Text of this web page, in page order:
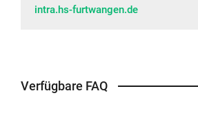
intra.hs-furtwangen.de
Verfügbare FAQ